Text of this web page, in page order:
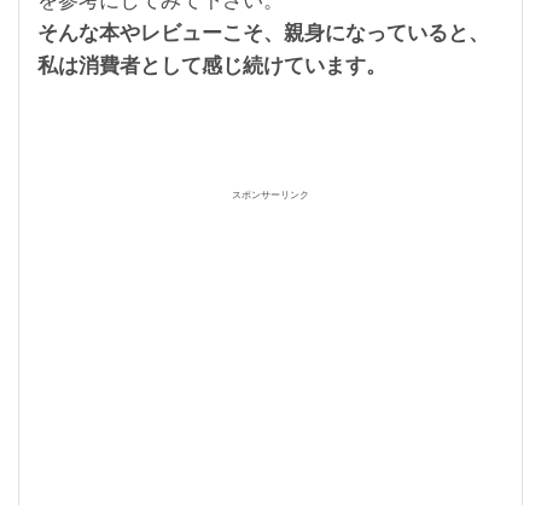
そんな本やレビューこそ、親身になっていると、
私は消費者として感じ続けています。
スポンサーリンク